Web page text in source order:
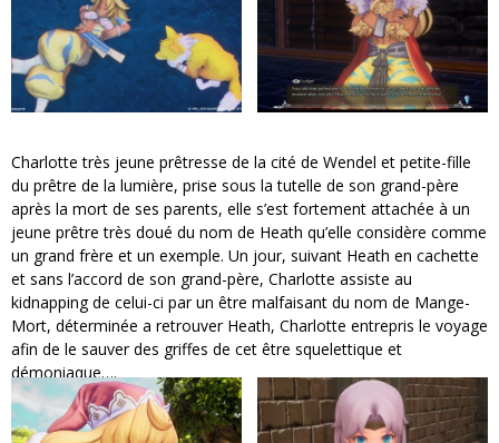
Charlotte très jeune prêtresse de la cité de Wendel et petite-fille
du prêtre de la lumière, prise sous la tutelle de son grand-père
après la mort de ses parents, elle s’est fortement attachée à un
jeune prêtre très doué du nom de Heath qu’elle considère comme
un grand frère et un exemple. Un jour, suivant Heath en cachette
et sans l’accord de son grand-père, Charlotte assiste au
kidnapping de celui-ci par un être malfaisant du nom de Mange-
Mort, déterminée a retrouver Heath, Charlotte entrepris le voyage
afin de le sauver des griffes de cet être squelettique et
démoniaque….